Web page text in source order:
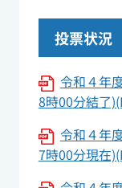
投票状況
令和４年
8時00分結了
令和４年
7時00分現在